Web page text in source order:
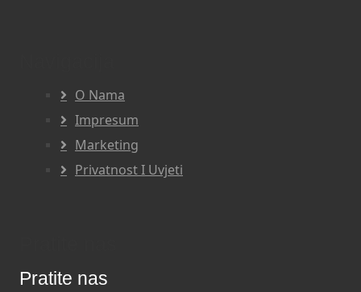
O Nama
Impresum
Marketing
Privatnost I Uvjeti
Pratite nas